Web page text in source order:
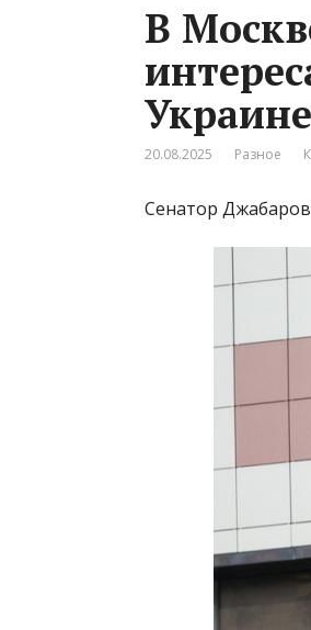
В
Украине
20.08.2025 Разное
Сенатор